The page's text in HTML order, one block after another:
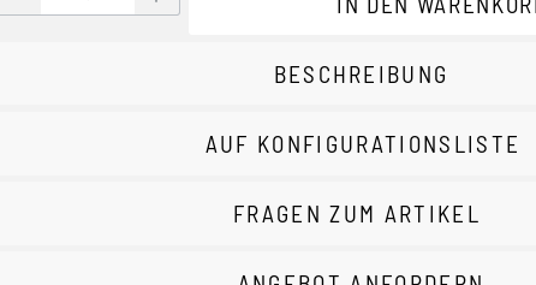
BESCHREIBUNG
AUF KONFIGURATIONSLISTE
FRAGEN ZUM ARTIKEL